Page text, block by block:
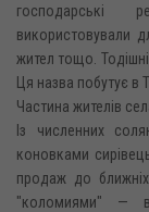
використовували
жител тощо.
Ця назва побутує в
Частина жителів
Із численних
коновками
продаж до
"коломиями" —